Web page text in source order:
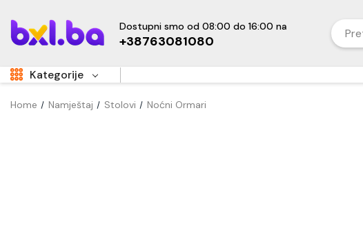
Dostupni smo od 08:00 do 16:00 na
+38763081080
Kategorije
Home Namještaj Stolovi Noćni Ormari